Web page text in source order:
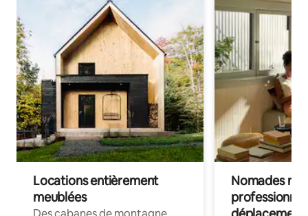
Locations entièrement
meublées
Nomades